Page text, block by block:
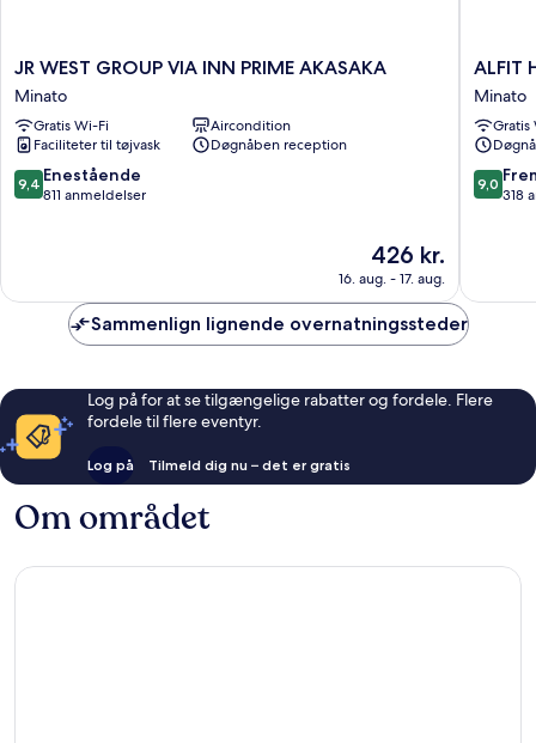
JR
WEST
GROUP
VIA
INN
PRIME
AKASAKA
JR WEST GROUP VIA INN PRIME AKASAKA
Minato
Gratis Wi-Fi
Aircondition
Faciliteter til tøjvask
Døgnåben reception
9.4
ud
anmeldelser
9,4 Enestående
811 anmeldelser
Prisen
426 kr.
426 kr.
16. aug. - 17. aug.
ALFIT
HOTEL
&
BAR
Minato
ALFIT
Minato
Gratis
9.0
ud
9,0
318
Sammenlign lignende overnatningssteder
Log på for at se tilgængelige rabatter og fordele. Flere
fordele til flere eventyr.
Log på Tilmeld dig nu – det er gratis
Om området